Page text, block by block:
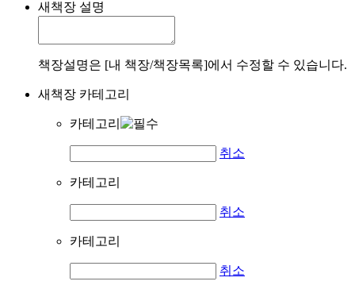
새책장 설명
책장설명은 [내 책장/책장목록]에서 수정할 수 있습니다.
새책장 카테고리
카테고리
취소
카테고리
취소
카테고리
취소